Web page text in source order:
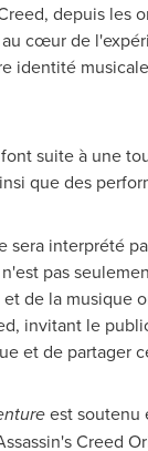
depuis
cœur de
identité
suite à une
que des
sera interprété
pas
de la musique
invitant le
et de partager
est soutenu
Creed